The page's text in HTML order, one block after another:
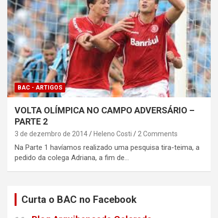
BAC - ARTIGOS
VOLTA OLÍMPICA NO CAMPO ADVERSÁRIO –
PARTE 2
3 de dezembro de 2014 Heleno Costi 2 Comments
Na Parte 1 havíamos realizado uma pesquisa tira-teima, a
pedido da colega Adriana, a fim de…
Curta o BAC no Facebook